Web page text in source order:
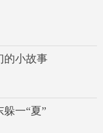
的小故事
一“夏”